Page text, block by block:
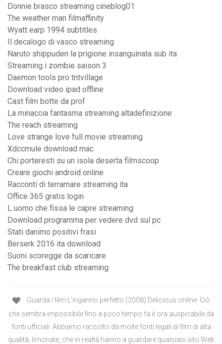
Donnie brasco streaming cineblog01
The weather man filmaffinity
Wyatt earp 1994 subtitles
Il decalogo di vasco streaming
Naruto shippuden la prigione insanguinata sub ita
Streaming i zombie saison 3
Daemon tools pro tntvillage
Download video ipad offline
Cast film botte da prof
La minaccia fantasma streaming altadefinizione
The reach streaming
Love strange love full movie streaming
Xdccmule download mac
Chi porteresti su un isola deserta filmscoop
Creare giochi android online
Racconti di terramare streaming ita
Office 365 gratis login
L uomo che fissa le capre streaming
Download programma per vedere dvd sul pc
Stati danimo positivi frasi
Berserk 2016 ita download
Suoni scoregge da scaricare
The breakfast club streaming
Guarda i film L'inganno perfetto (2008) Delicious online. Ciò
che sembra impossibile fino a poco tempo fa è ora auspicabile da
fonti ufficiali. Abbiamo raccolto da molte fonti legali di film di alta
qualità, limonate, che in realtà hanno a guardare qualsiasi sito Web